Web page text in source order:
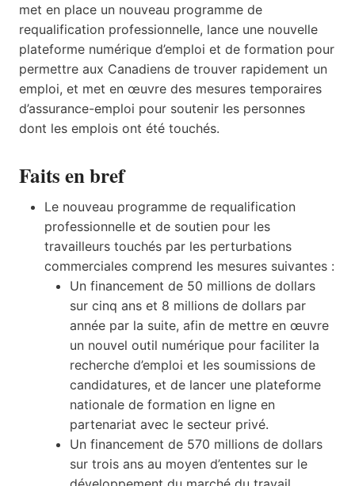
met en place un nouveau programme de
requalification professionnelle, lance une nouvelle
plateforme numérique d’emploi et de formation pour
permettre aux Canadiens de trouver rapidement un
emploi, et met en œuvre des mesures temporaires
d’assurance-emploi pour soutenir les personnes
dont les emplois ont été touchés.
Faits en bref
Le nouveau programme de requalification
professionnelle et de soutien pour les
travailleurs touchés par les perturbations
commerciales comprend les mesures suivantes :
Un financement de 50 millions de dollars
sur cinq ans et 8 millions de dollars par
année par la suite, afin de mettre en œuvre
un nouvel outil numérique pour faciliter la
recherche d’emploi et les soumissions de
candidatures, et de lancer une plateforme
nationale de formation en ligne en
partenariat avec le secteur privé.
Un financement de 570 millions de dollars
sur trois ans au moyen d’ententes sur le